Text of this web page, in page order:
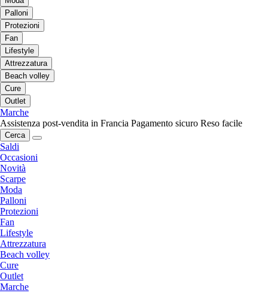
Palloni
Protezioni
Fan
Lifestyle
Attrezzatura
Beach volley
Cure
Outlet
Marche
Assistenza post-vendita in Francia Pagamento sicuro Reso facile
Cerca
Saldi
Occasioni
Novità
Scarpe
Moda
Palloni
Protezioni
Fan
Lifestyle
Attrezzatura
Beach volley
Cure
Outlet
Marche